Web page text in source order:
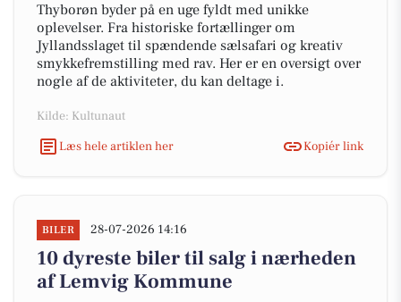
Thyborøn byder på en uge fyldt med unikke
oplevelser. Fra historiske fortællinger om
Jyllandsslaget til spændende sælsafari og kreativ
smykkefremstilling med rav. Her er en oversigt over
nogle af de aktiviteter, du kan deltage i.
Kilde: Kultunaut
Læs hele artiklen her
Kopiér link
BILER 28-07-2026 14:16
10 dyreste biler til salg i nærheden
af Lemvig Kommune